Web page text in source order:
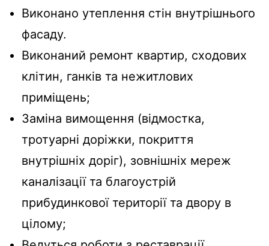
Виконано утеплення стін внутрішнього
фасаду.
Виконаний ремонт квартир, сходових
клітин, ганків та нежитлових
приміщень;
Заміна вимощення (відмостка,
тротуарні доріжки, покриття
внутрішніх доріг), зовнішніх мереж
каналізації та благоустрій
прибудинкової території та двору в
цілому;